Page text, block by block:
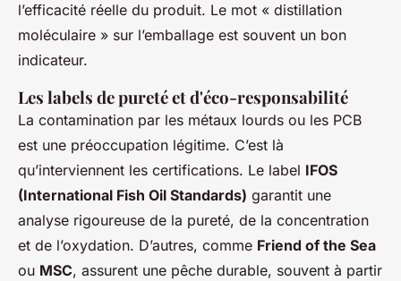
l’efficacité réelle du produit. Le mot « distillation
moléculaire » sur l’emballage est souvent un bon
indicateur.
Les labels de pureté et d'éco-responsabilité
La contamination par les métaux lourds ou les PCB
est une préoccupation légitime. C’est là
qu’interviennent les certifications. Le label IFOS
(International Fish Oil Standards) garantit une
analyse rigoureuse de la pureté, de la concentration
et de l’oxydation. D’autres, comme Friend of the Sea
ou MSC, assurent une pêche durable, souvent à partir